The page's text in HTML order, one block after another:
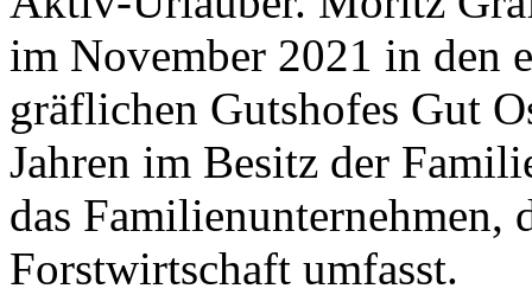
im November 2021 in den
gräflichen Gutshofes Gut
Jahren im Besitz der
das Familienunternehmen,
Forstwirtschaft umfasst.